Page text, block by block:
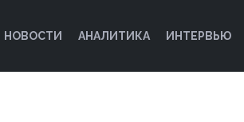
НОВОСТИ АНАЛИТИКА ИНТЕРВЬЮ